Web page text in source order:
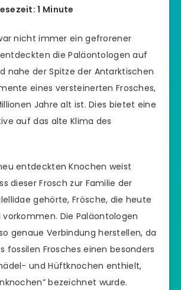
1 Minute
nicht immer ein gefrorener
die Paläontologen auf
nahe der Spitze der Antarktischen
eines versteinerten Frosches,
Jahre alt ist. Dies bietet eine
auf das alte Klima des
entdeckten Knochen weist
dieser Frosch zur Familie der
gehörte, Frösche, die heute
vorkommen. Die Paläontologen
genaue Verbindung herstellen, da
fossilen Frosches einen besonders
und Hüftknochen enthielt,
bezeichnet wurde.